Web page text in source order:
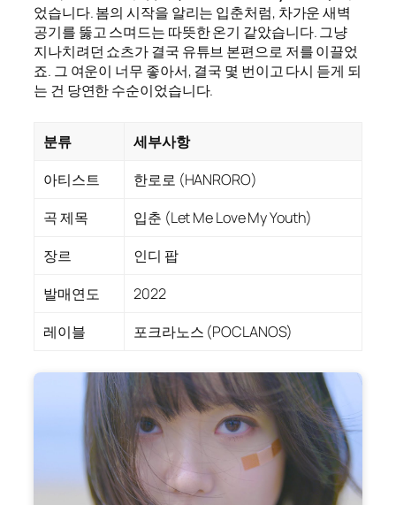
었습니다. 봄의 시작을 알리는 입춘처럼, 차가운 새벽
공기를 뚫고 스며드는 따뜻한 온기 같았습니다. 그냥
지나치려던 쇼츠가 결국 유튜브 본편으로 저를 이끌었
죠. 그 여운이 너무 좋아서, 결국 몇 번이고 다시 듣게 되
는 건 당연한 수순이었습니다.
분류
세부사항
아티스트
한로로 (HANRORO)
곡 제목
입춘 (Let Me Love My Youth)
장르
인디 팝
발매연도
2022
레이블
포크라노스 (POCLANOS)